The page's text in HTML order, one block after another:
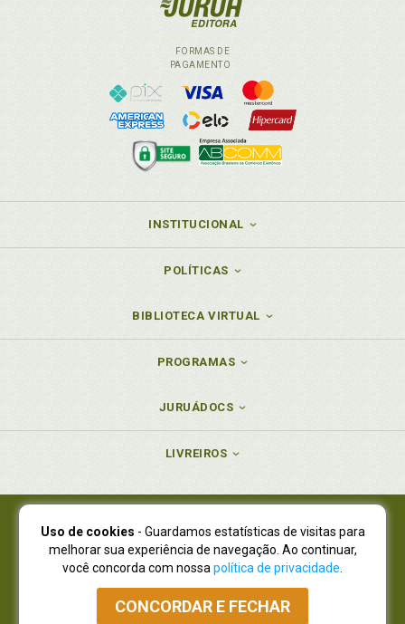
FORMAS DE
PAGAMENTO
INSTITUCIONAL
POLÍTICAS
BIBLIOTECA VIRTUAL
PROGRAMAS
JURUÁDOCS
LIVREIROS
Juruá Editora Ltda., CNPJ 77.535.508/0001-19
Juruá Informática Ltda., CNPJ 01.701.561/0001-80
NOVO ENDEREÇO:R. Flávio Dallegrave, 7665, São Lourenço |
Curitiba - Paraná - CEP 82210-310
Atendimento: (41) 4009-3900|Vendas Atacado: (41) 4009-3939
Uso de cookies - Guardamos estatísticas de visitas para
melhorar sua experiência de navegação. Ao continuar,
você concorda com nossa política de privacidade
CONCORDAR E FECHAR